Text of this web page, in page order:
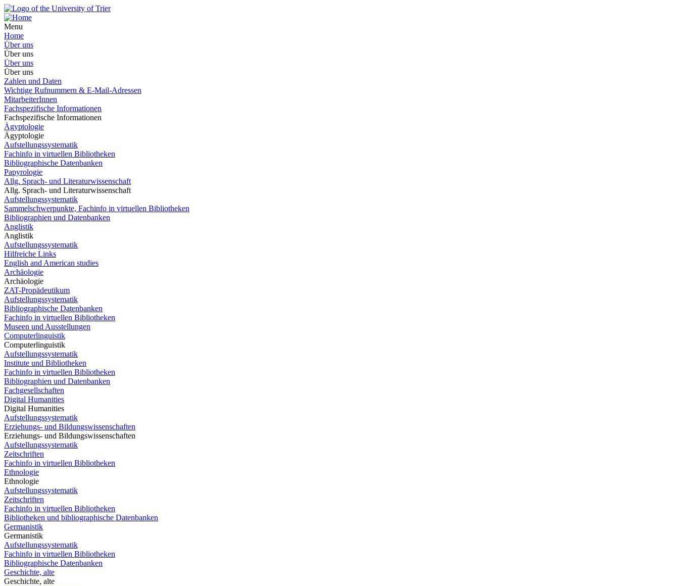
Menu
Home
Über uns
Über uns
Über uns
Über uns
Zahlen und Daten
Wichtige Rufnummern & E-Mail-Adressen
MitarbeiterInnen
Fachspezifische Informationen
Fachspezifische Informationen
Ägyptologie
Ägyptologie
Aufstellungssystematik
Fachinfo in virtuellen Bibliotheken
Bibliographische Datenbanken
Papyrologie
Allg. Sprach- und Literaturwissenschaft
Allg. Sprach- und Literaturwissenschaft
Aufstellungssystematik
Sammelschwerpunkte, Fachinfo in virtuellen Bibliotheken
Bibliographien und Datenbanken
Anglistik
Anglistik
Aufstellungssystematik
Hilfreiche Links
English and American studies
Archäologie
Archäologie
ZAT-Propädeutikum
Aufstellungssystematik
Bibliographische Datenbanken
Fachinfo in virtuellen Bibliotheken
Museen und Ausstellungen
Computerlinguistik
Computerlinguistik
Aufstellungssystematik
Institute und Bibliotheken
Fachinfo in virtuellen Bibliotheken
Bibliographien und Datenbanken
Fachgesellschaften
Digital Humanities
Digital Humanities
Aufstellungssystematik
Erziehungs- und Bildungswissenschaften
Erziehungs- und Bildungswissenschaften
Aufstellungssystematik
Zeitschriften
Fachinfo in virtuellen Bibliotheken
Ethnologie
Ethnologie
Aufstellungssystematik
Zeitschriften
Fachinfo in virtuellen Bibliotheken
Bibliotheken und bibliographische Datenbanken
Germanistik
Germanistik
Aufstellungssystematik
Fachinfo in virtuellen Bibliotheken
Bibliographische Datenbanken
Geschichte, alte
Geschichte, alte